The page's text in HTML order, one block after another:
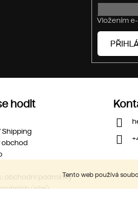
Tento web používá
Vložením
hodit
Shipping
obchod
obchodní podmínky
údajů